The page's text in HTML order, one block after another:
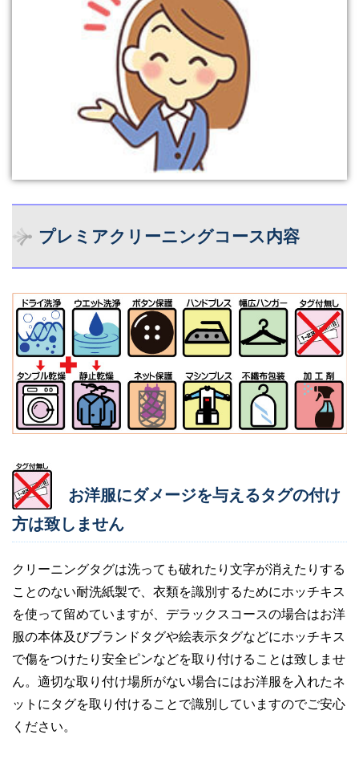
プレミアクリーニングコース内容
お洋服にダメージを与えるタグの付け
方は致しません
クリーニングタグは洗っても破れたり文字が消えたりする
ことのない耐洗紙製で、衣類を識別するためにホッチキス
を使って留めていますが、デラックスコースの場合はお洋
服の本体及びブランドタグや絵表示タグなどにホッチキス
で傷をつけたり安全ピンなどを取り付けることは致しませ
ん。適切な取り付け場所がない場合にはお洋服を入れたネ
ットにタグを取り付けることで識別していますのでご安心
ください。